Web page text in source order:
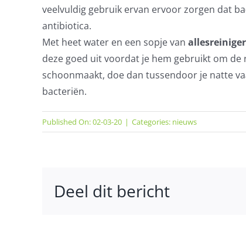
veelvuldig gebruik ervan ervoor zorgen dat
antibiotica.
Met heet water en een sopje van allesreiniger
deze goed uit voordat je hem gebruikt om
schoonmaakt, doe dan tussendoor je natte
bacteriën.
Published On: 02-03-20 | Categories: nieuws
Deel dit bericht